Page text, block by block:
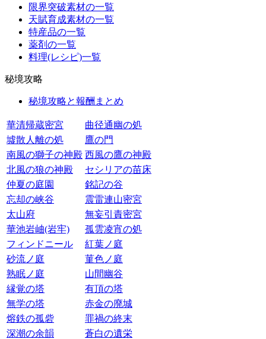
限界突破素材の一覧
天賦育成素材の一覧
特産品の一覧
薬剤の一覧
料理(レシピ)一覧
秘境攻略
秘境攻略と報酬まとめ
華清帰蔵密宮
曲径通幽の処
墟散人離の処
鷹の門
南風の獅子の神殿 西風の鷹の神殿
北風の狼の神殿
セシリアの苗床
仲夏の庭園
銘記の谷
忘却の峡谷
震雷連山密宮
太山府
無妄引責密宮
華池岩岫(岩牢)
孤雲凌宵の処
フィンドニール
紅葉ノ庭
砂流ノ庭
菫色ノ庭
熟眠ノ庭
山間幽谷
縁覚の塔
有頂の塔
無学の塔
赤金の廃城
熔鉄の孤砦
罪禍の終末
深潮の余韻
蒼白の遺栄